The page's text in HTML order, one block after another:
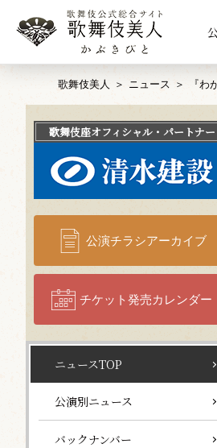
歌舞伎美人 ニュース 『
歌舞伎座オフィシャル・パートナー
公演チラシアーカイブ
チケット発売カレンダー
ニュースTOP
公演別ニュース
バックナンバー